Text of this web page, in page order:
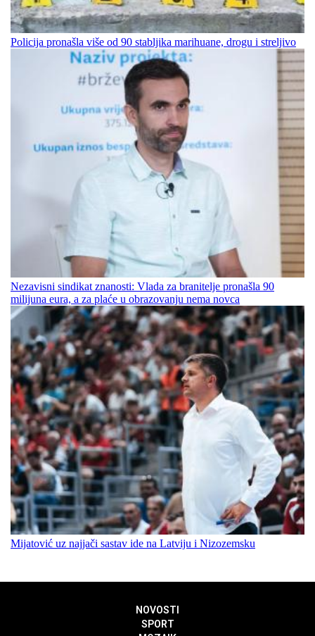
Policija pronašla više od 90 stabljika marihuane, drogu i streljivo
Nezavisni sindikat znanosti: Vlada za branitelje pronašla 90
milijuna eura, a za plaće u obrazovanju nema novca
Mijatović uz najjači sastav ide na Latviju i Nizozemsku
NOVOSTI
SPORT